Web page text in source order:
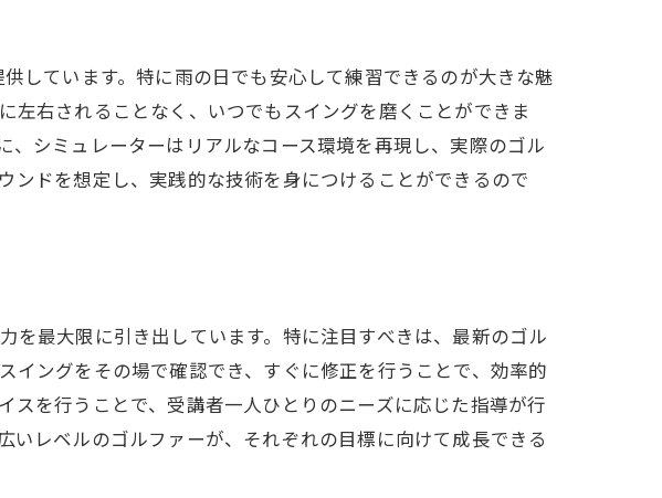
覚
ンの特長
しています。特に雨の日でも安心して練習できるのが大きな魅
右されることなく、いつでもスイングを磨くことができま
シミュレーターはリアルなコース環境を再現し、実際のゴル
ンドを想定し、実践的な技術を身につけることができるので
最大限に引き出しています。特に注目すべきは、最新のゴル
ングをその場で確認でき、すぐに修正を行うことで、効率的
を行うことで、受講者一人ひとりのニーズに応じた指導が行
レベルのゴルファーが、それぞれの目標に向けて成長できる